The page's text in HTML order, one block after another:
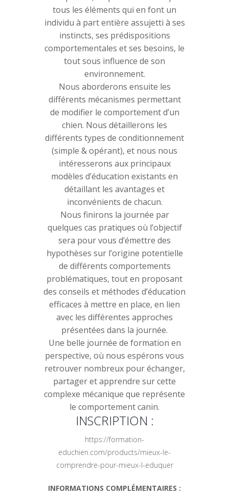
tous les éléments qui en font un
individu à part entière assujetti à ses
instincts, ses prédispositions
comportementales et ses besoins, le
tout sous influence de son
environnement.
Nous aborderons ensuite les
différents mécanismes permettant
de modifier le comportement d’un
chien. Nous détaillerons les
différents types de conditionnement
(simple & opérant), et nous nous
intéresserons aux principaux
modèles d’éducation existants en
détaillant les avantages et
inconvénients de chacun.
Nous finirons la journée par
quelques cas pratiques où l’objectif
sera pour vous d’émettre des
hypothèses sur l’origine potentielle
de différents comportements
problématiques, tout en proposant
des conseils et méthodes d’éducation
efficaces à mettre en place, en lien
avec les différentes approches
présentées dans la journée.
Une belle journée de formation en
perspective, où nous espérons vous
retrouver nombreux pour échanger,
partager et apprendre sur cette
complexe mécanique que représente
le comportement canin.
INSCRIPTION :
https://formation-
educhien.com/products/mieux-le-
comprendre-pour-mieux-l-eduquer
INFORMATIONS COMPLÉMENTAIRES :